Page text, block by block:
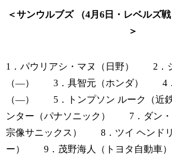
＜サンウルブズ （4月6日・レベルズ
＞
1．パウリアシ・マヌ（日野） 2．
（―） 3．具智元（ホンダ） 4．
（―） 5．トンプソン ルーク（
ンター（パナソニック） 7．ダン・
宗像サニックス） 8．ツイ ヘンドリ
ー） 9．茂野海人（トヨタ自動車